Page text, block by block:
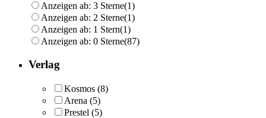
Anzeigen ab: 3 Sterne(1)
Anzeigen ab: 2 Sterne(1)
Anzeigen ab: 1 Stern(1)
Anzeigen ab: 0 Sterne(87)
Verlag
Kosmos (8)
Arena (5)
Prestel (5)